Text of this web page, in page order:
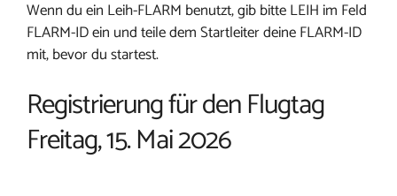
Wenn du ein Leih-FLARM benutzt, gib bitte LEIH im Feld
FLARM-ID ein und teile dem Startleiter deine FLARM-ID
mit, bevor du startest.
Registrierung für den Flugtag
Freitag, 15. Mai 2026